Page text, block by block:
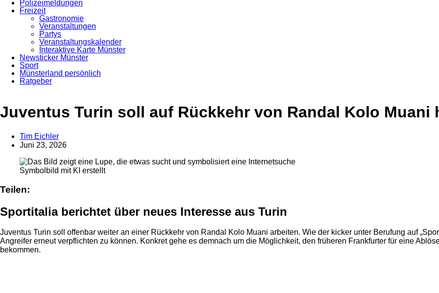
Polizeimeldungen
Freizeit
Gastronomie
Veranstaltungen
Partys
Veranstaltungskalender
Interaktive Karte Münster
Newsticker Münster
Sport
Münsterland persönlich
Ratgeber
Anzeige
Juventus Turin soll auf Rückkehr von Randal Kolo Muani
Tim Eichler
Juni 23, 2026
Symbolbild mit KI erstellt
Teilen:
Sportitalia berichtet über neues Interesse aus Turin
Juventus Turin soll offenbar weiter an einer Rückkehr von Randal Kolo Muani arbeiten. Wie der kicker unter Berufung auf
Angreifer erneut verpflichten zu können. Konkret gehe es demnach um die Möglichkeit, den früheren Frankfurter für eine
bekommen.